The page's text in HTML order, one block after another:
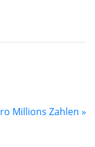
Millions Zahlen »